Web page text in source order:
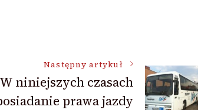
Następny artykuł
W niniejszych czasach
prawa jazdy